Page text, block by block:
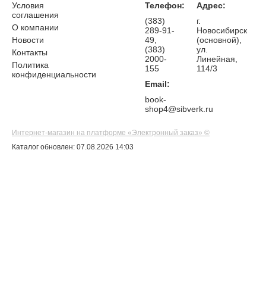
Условия
соглашения
О компании
Новости
Контакты
Политика
конфиденциальности
Телефон:
(383)
289-91-
49,
(383)
2000-
155
Email:
book-
shop4@sibverk.ru
Адрес:
г.
Новосибирск
(основной),
ул.
Линейная,
114/3
Интернет-магазин на платформе «Электронный заказ» ©
Каталог обновлен: 07.08.2026 14:03